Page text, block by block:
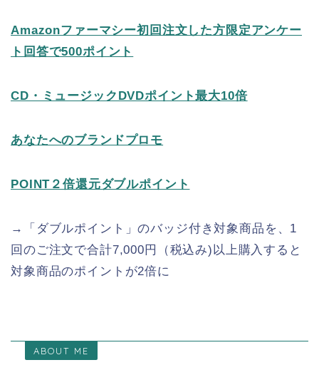
Amazonファーマシー初回注文した方限定アンケー
ト回答で500ポイント
CD・ミュージックDVDポイント最大10倍
あなたへのブランドプロモ
POINT２倍還元ダブルポイント
→「ダブルポイント」のバッジ付き対象商品を、1
回のご注文で合計7,000円（税込み)以上購入すると
対象商品のポイントが2倍に
ABOUT ME